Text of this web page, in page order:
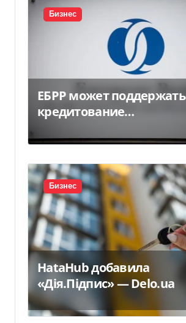
Бизнес
ЕБРР может поддержать
кредитование
300 млн евро — Delo.ua
Бизнес
HataHub добавила
«Дія.Підпис» — Delo.ua